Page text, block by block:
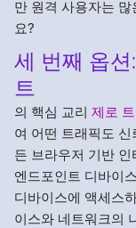
만 원격 사용자는
요?
세 번째 옵
트
의 핵심 교리 제로
여 어떤 트래픽도
든 브라우저 기반
엔드포인트 디바이
디바이스에 액세스
이스와 네트워크의